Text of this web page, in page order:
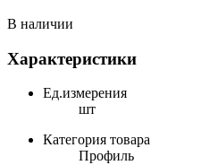
В наличии
Характеристики
Ед.измерения
шт
Категория товара
Профиль